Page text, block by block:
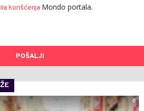
korišćenja Mondo portala.
POŠALJI
0